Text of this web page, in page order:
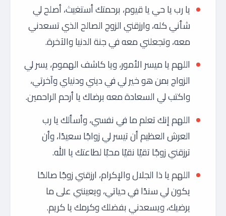
يا رب يا حي يا قيوم، برحمتك أستغيث، أصلح لي
شأني كله، وارزقني الزوج الصالح الذي تسعدني
معه، وتجعلني معه في جنة الدنيا والآخرة.
اللهم يا ميسر الأمور، ويا كاشف الهموم، يسر لي
الزواج بمن هو خير لي في ديني ودنياي وآخرتي،
واكتب لي السعادة معه برضاك يا أرحم الراحمين.
اللهم إنك تعلم ما في نفسي، وأسألك يا رب
العرش العظيم أن تيسر لي زواجًا سعيدًا، وأن
ترزقني زوجًا تقيًا نقيًا محبًا لطاعتك يا الله.
اللهم يا ذا الجلال والإكرام، ارزقني زوجًا صالحًا
يكون لي سندًا في حياتي، ويعينني على ما
يرضيك، ويسعدني بفضلك وكرمك يا كريم.